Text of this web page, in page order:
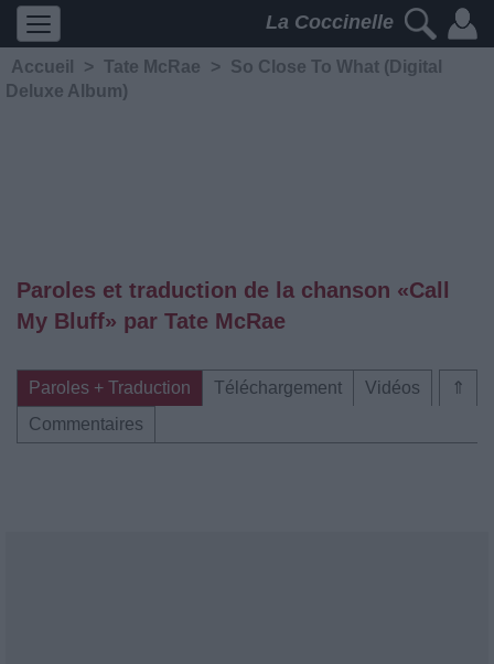
La Coccinelle
Accueil > Tate McRae >
So Close To What (Digital
Deluxe Album)
Paroles et traduction de la chanson «Call
My Bluff» par Tate McRae
⇑
Paroles + Traduction Téléchargement
Vidéos
Commentaires